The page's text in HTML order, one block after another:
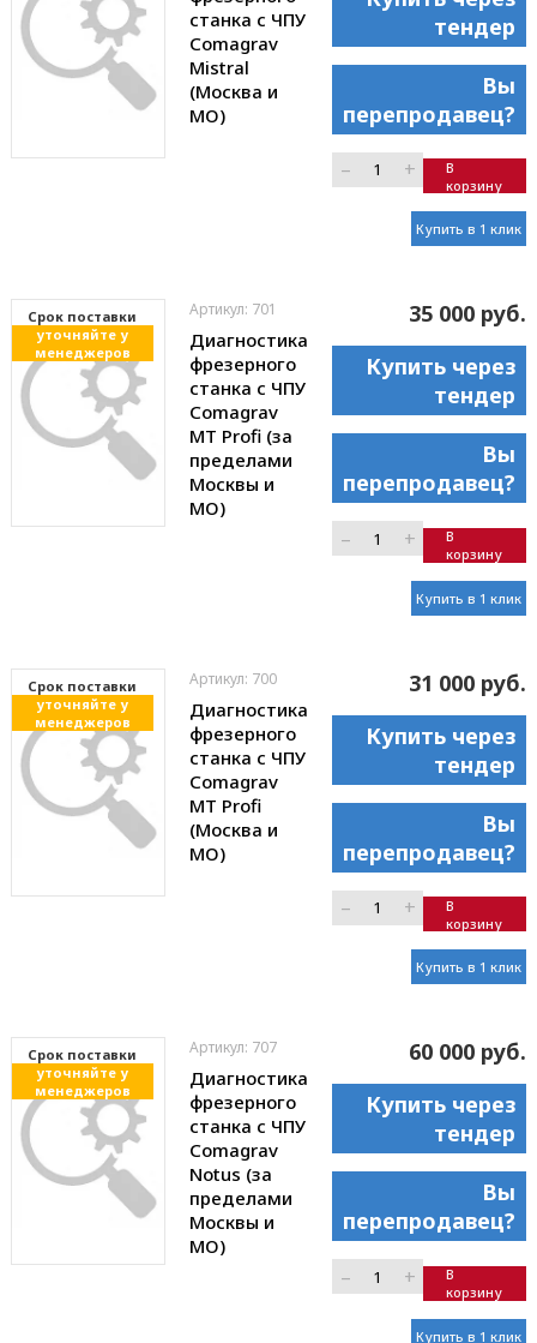
станка с ЧПУ
Comagrav
Mistral
(Москва и
МО)
тендер
Вы
перепродавец?
– +
В
корзину
Купить в 1 клик
Cрок поставки
уточняйте у
менеджеров
Артикул: 701
Диагностика
фрезерного
станка с ЧПУ
Comagrav
MT Profi (за
пределами
Москвы и
МО)
35 000 руб.
Купить через
тендер
Вы
перепродавец?
– +
В
корзину
Купить в 1 клик
Cрок поставки
уточняйте у
менеджеров
Артикул: 700
Диагностика
фрезерного
станка с ЧПУ
Comagrav
MT Profi
(Москва и
МО)
31 000 руб.
Купить через
тендер
Вы
перепродавец?
– +
В
корзину
Купить в 1 клик
Cрок поставки
уточняйте у
менеджеров
Артикул: 707
Диагностика
фрезерного
станка с ЧПУ
Comagrav
Notus (за
пределами
Москвы и
МО)
60 000 руб.
Купить через
тендер
Вы
перепродавец?
– +
В
корзину
Купить в 1 клик